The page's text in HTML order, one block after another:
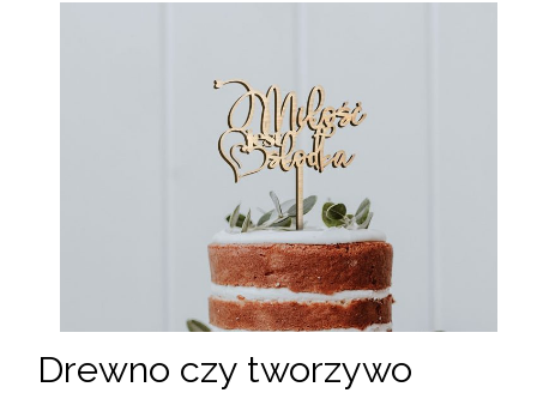
Drewno czy tworzywo